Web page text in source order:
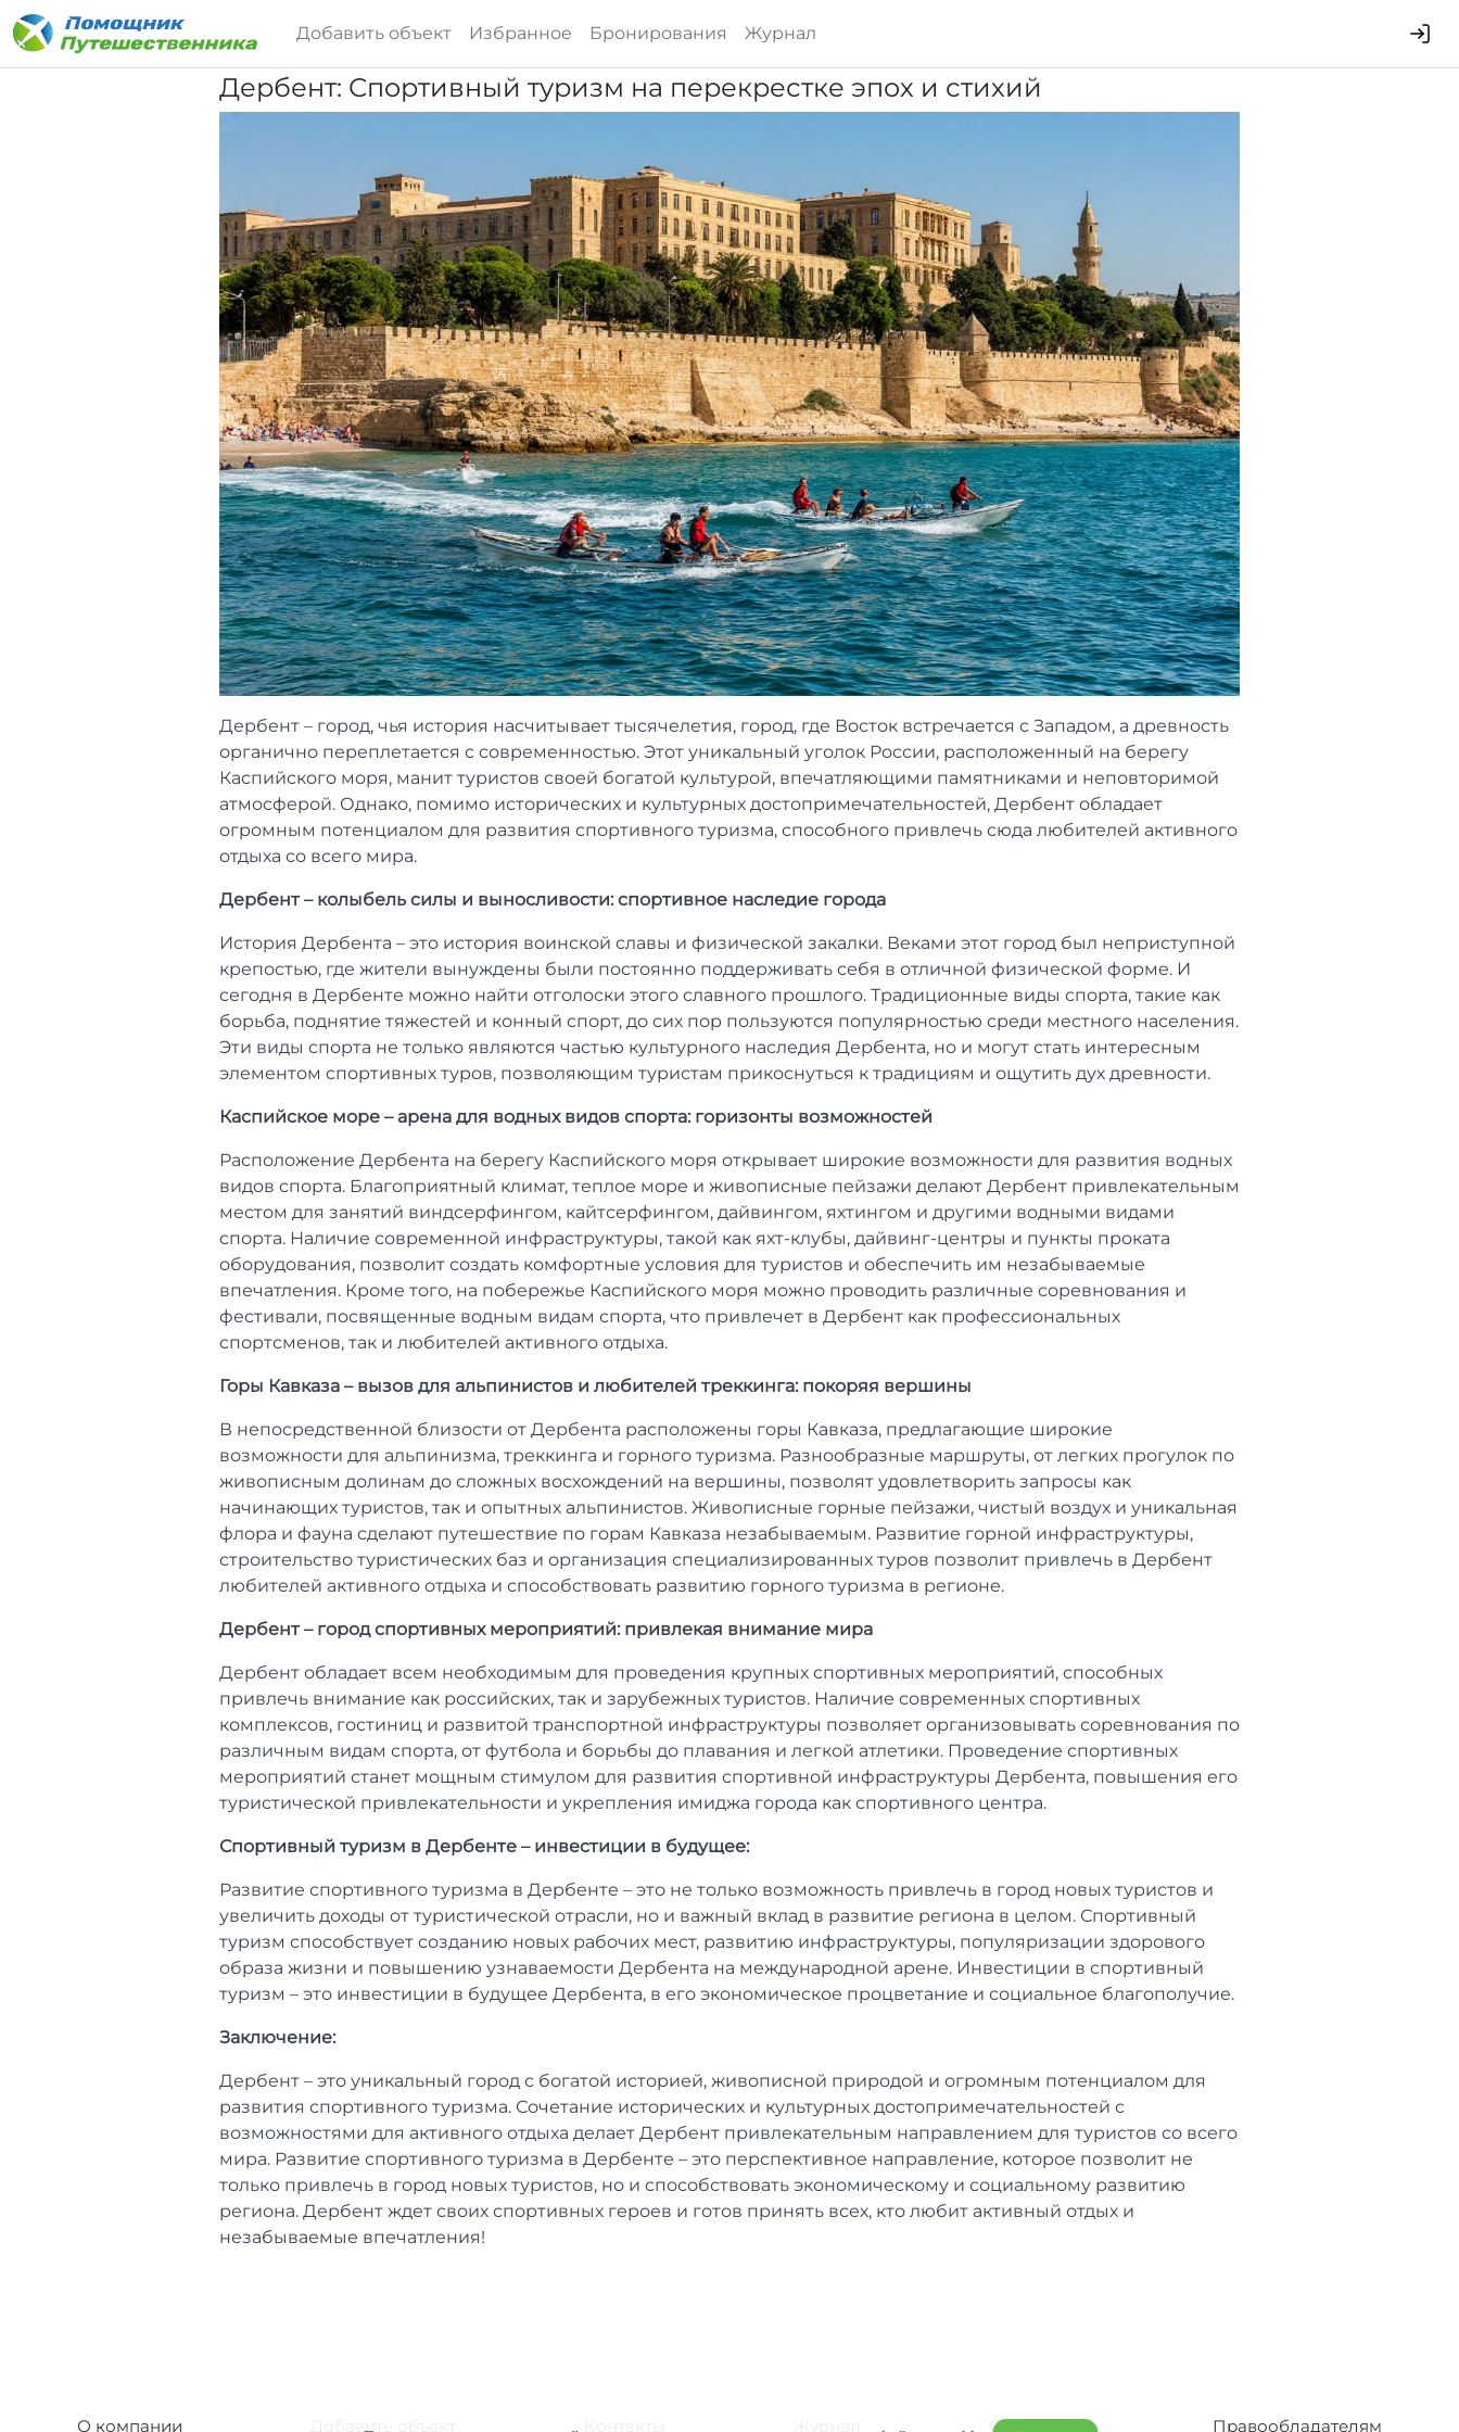
Добавить объект Избранное Бронирования Журнал
Дербент: Спортивный туризм на перекрестке эпох и стихий
Дербент – город, чья история насчитывает тысячелетия, город, где Восток встречается с Западом, а древность
органично переплетается с современностью. Этот уникальный уголок России, расположенный на берегу
Каспийского моря, манит туристов своей богатой культурой, впечатляющими памятниками и неповторимой
атмосферой. Однако, помимо исторических и культурных достопримечательностей, Дербент обладает
огромным потенциалом для развития спортивного туризма, способного привлечь сюда любителей активного
отдыха со всего мира.
Дербент – колыбель силы и выносливости: спортивное наследие города
История Дербента – это история воинской славы и физической закалки. Веками этот город был неприступной
крепостью, где жители вынуждены были постоянно поддерживать себя в отличной физической форме. И
сегодня в Дербенте можно найти отголоски этого славного прошлого. Традиционные виды спорта, такие как
борьба, поднятие тяжестей и конный спорт, до сих пор пользуются популярностью среди местного населения.
Эти виды спорта не только являются частью культурного наследия Дербента, но и могут стать интересным
элементом спортивных туров, позволяющим туристам прикоснуться к традициям и ощутить дух древности.
Каспийское море – арена для водных видов спорта: горизонты возможностей
Расположение Дербента на берегу Каспийского моря открывает широкие возможности для развития водных
видов спорта. Благоприятный климат, теплое море и живописные пейзажи делают Дербент привлекательным
местом для занятий виндсерфингом, кайтсерфингом, дайвингом, яхтингом и другими водными видами
спорта. Наличие современной инфраструктуры, такой как яхт-клубы, дайвинг-центры и пункты проката
оборудования, позволит создать комфортные условия для туристов и обеспечить им незабываемые
впечатления. Кроме того, на побережье Каспийского моря можно проводить различные соревнования и
фестивали, посвященные водным видам спорта, что привлечет в Дербент как профессиональных
спортсменов, так и любителей активного отдыха.
Горы Кавказа – вызов для альпинистов и любителей треккинга: покоряя вершины
В непосредственной близости от Дербента расположены горы Кавказа, предлагающие широкие
возможности для альпинизма, треккинга и горного туризма. Разнообразные маршруты, от легких прогулок по
живописным долинам до сложных восхождений на вершины, позволят удовлетворить запросы как
начинающих туристов, так и опытных альпинистов. Живописные горные пейзажи, чистый воздух и уникальная
флора и фауна сделают путешествие по горам Кавказа незабываемым. Развитие горной инфраструктуры,
строительство туристических баз и организация специализированных туров позволит привлечь в Дербент
любителей активного отдыха и способствовать развитию горного туризма в регионе.
Дербент – город спортивных мероприятий: привлекая внимание мира
Дербент обладает всем необходимым для проведения крупных спортивных мероприятий, способных
привлечь внимание как российских, так и зарубежных туристов. Наличие современных спортивных
комплексов, гостиниц и развитой транспортной инфраструктуры позволяет организовывать соревнования по
различным видам спорта, от футбола и борьбы до плавания и легкой атлетики. Проведение спортивных
мероприятий станет мощным стимулом для развития спортивной инфраструктуры Дербента, повышения его
туристической привлекательности и укрепления имиджа города как спортивного центра.
Спортивный туризм в Дербенте – инвестиции в будущее:
Развитие спортивного туризма в Дербенте – это не только возможность привлечь в город новых туристов и
увеличить доходы от туристической отрасли, но и важный вклад в развитие региона в целом. Спортивный
туризм способствует созданию новых рабочих мест, развитию инфраструктуры, популяризации здорового
образа жизни и повышению узнаваемости Дербента на международной арене. Инвестиции в спортивный
туризм – это инвестиции в будущее Дербента, в его экономическое процветание и социальное благополучие.
Заключение:
Дербент – это уникальный город с богатой историей, живописной природой и огромным потенциалом для
развития спортивного туризма. Сочетание исторических и культурных достопримечательностей с
возможностями для активного отдыха делает Дербент привлекательным направлением для туристов со всего
мира. Развитие спортивного туризма в Дербенте – это перспективное направление, которое позволит не
только привлечь в город новых туристов, но и способствовать экономическому и социальному развитию
региона. Дербент ждет своих спортивных героев и готов принять всех, кто любит активный отдых и
незабываемые впечатления!
О компании Добавить объект Отельерам Правообладателям